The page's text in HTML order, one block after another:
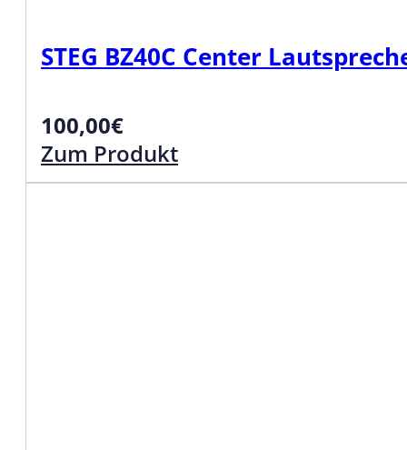
STEG BZ40C Center
100,00€
Zum Produkt